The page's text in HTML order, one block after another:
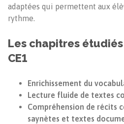
adaptées qui permettent aux
rythme.
Les chapitres
CE1
Enrichissement du
Lecture fluide de textes
Compréhension de récits
saynètes et textes